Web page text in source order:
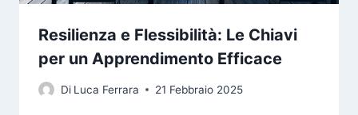
Resilienza e Flessibilità: Le Chiavi
per un Apprendimento Efficace
Di Luca Ferrara 21 Febbraio 2025